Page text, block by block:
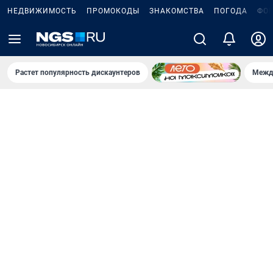
НЕДВИЖИМОСТЬ ПРОМОКОДЫ ЗНАКОМСТВА ПОГОДА
Растет популярность дискаунтеров